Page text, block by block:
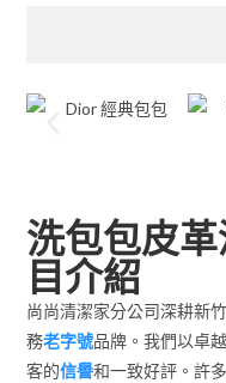
洗包包皮
目介紹
尚尚清潔家分公司深耕新
務老字號品牌。我們以卓
客的信譽和一致好評。許